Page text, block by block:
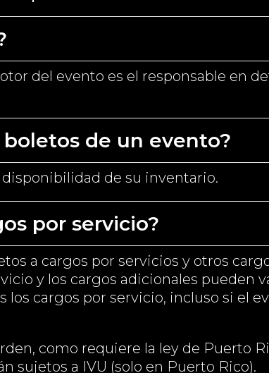
del evento es el responsable en
de un evento?
de su inventario.
por servicio?
a cargos por servicios y otros
y los cargos adicionales pueden
cargos por servicio, incluso si el
como requiere la ley de Puerto
sujetos a IVU (solo en Puerto Rico).